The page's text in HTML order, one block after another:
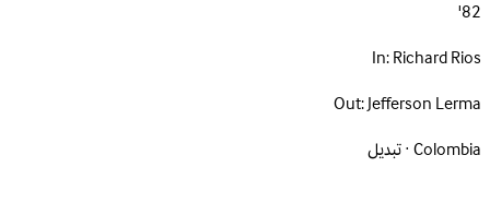
82'
In:Richard Rios
Out:Jefferson Lerma
Colombia · تبديل